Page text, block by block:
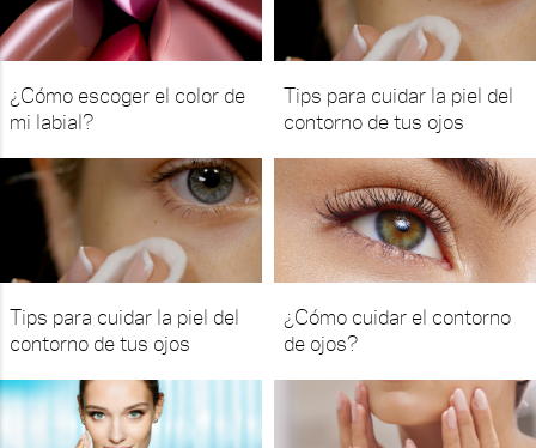
¿Cómo escoger el color de
mi labial?
Tips para cuidar la piel del
contorno de tus ojos
Tips para cuidar la piel del
contorno de tus ojos
¿Cómo cuidar el contorno
de ojos?